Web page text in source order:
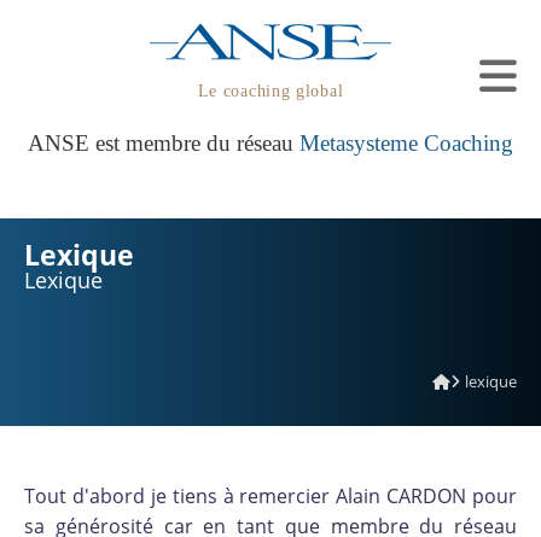
Le coaching global
ANSE est membre du réseau Metasysteme Coaching
Lexique
Lexique
lexique
Tout d'abord je tiens à remercier Alain CARDON pour
sa générosité car en tant que membre du réseau